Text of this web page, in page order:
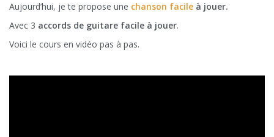
Aujourd’hui, je te propose une chanson facile à jouer.
Avec 3 accords de guitare facile à jouer.
Voici le cours en vidéo pas à pas.